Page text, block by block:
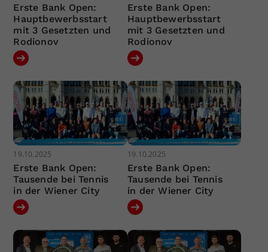
Erste Bank Open:
Hauptbewerbsstart
mit 3 Gesetzten und
Rodionov
Erste Bank Open:
Hauptbewerbsstart
mit 3 Gesetzten und
Rodionov
19.10.2025
Erste Bank Open:
Tausende bei Tennis
in der Wiener City
19.10.2025
Erste Bank Open:
Tausende bei Tennis
in der Wiener City